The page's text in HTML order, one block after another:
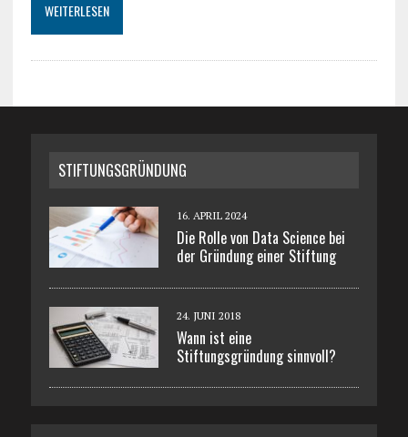
WEITERLESEN
STIFTUNGSGRÜNDUNG
16. APRIL 2024
Die Rolle von Data Science bei
der Gründung einer Stiftung
24. JUNI 2018
Wann ist eine
Stiftungsgründung sinnvoll?